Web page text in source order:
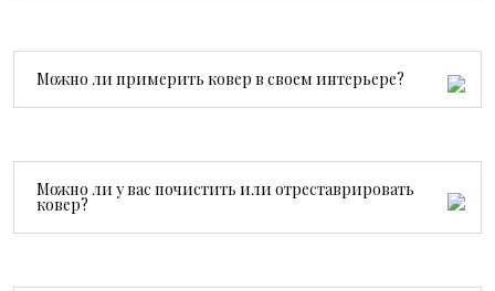
Можно ли примерить ковер в своем интерьере?
Можно ли у вас почистить или отреставрировать
ковер?